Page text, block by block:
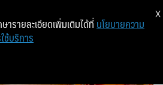
ทยา
ารายละเอียดเพิ่มเติมได้ที่ นโยบายความ
ช้บริการ
X